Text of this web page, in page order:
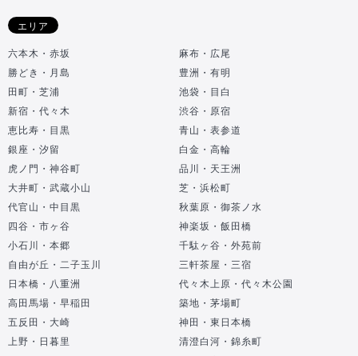
エリア
六本木・赤坂
麻布・広尾
勝どき・月島
豊洲・有明
田町・芝浦
池袋・目白
新宿・代々木
渋谷・原宿
恵比寿・目黒
青山・表参道
銀座・汐留
白金・高輪
虎ノ門・神谷町
品川・天王洲
大井町・武蔵小山
芝・浜松町
代官山・中目黒
秋葉原・御茶ノ水
四谷・市ヶ谷
神楽坂・飯田橋
小石川・本郷
千駄ヶ谷・外苑前
自由が丘・二子玉川
三軒茶屋・三宿
日本橋・八重洲
代々木上原・代々木公園
高田馬場・早稲田
築地・茅場町
五反田・大崎
神田・東日本橋
上野・日暮里
清澄白河・錦糸町